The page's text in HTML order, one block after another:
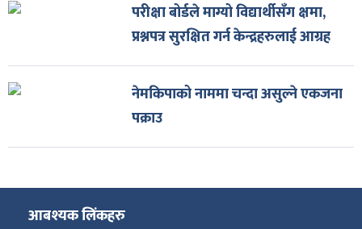
परीक्षा बोर्डले माग्यो विद्यार्थीसँग क्षमा,
प्रश्नपत्र सुरक्षित गर्न केन्द्रहरुलाई आग्रह
नेमकिपाको नाममा चन्दा असुल्ने एकजना
पक्राउ
आबश्यक लिंकहरु